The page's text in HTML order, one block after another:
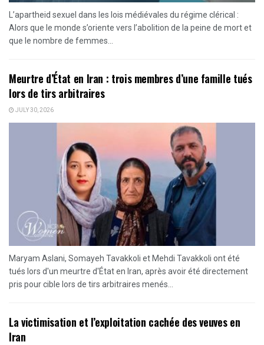
L’apartheid sexuel dans les lois médiévales du régime clérical :
Alors que le monde s’oriente vers l’abolition de la peine de mort et
que le nombre de femmes...
Meurtre d’État en Iran : trois membres d’une famille tués
lors de tirs arbitraires
JULY 30, 2026
Maryam Aslani, Somayeh Tavakkoli et Mehdi Tavakkoli ont été
tués lors d'un meurtre d'État en Iran, après avoir été directement
pris pour cible lors de tirs arbitraires menés...
La victimisation et l’exploitation cachée des veuves en
Iran